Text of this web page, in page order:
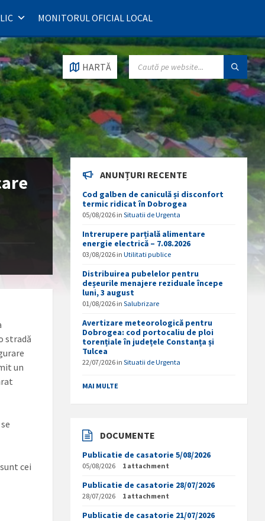
MONITORUL OFICIAL LOCAL
HARTĂ
SEARCH:
stradă
un
cei
ANUNȚURI RECENTE
Cod galben de caniculă și disconfort
termic ridicat în Dobrogea
05/08/2026 inSituatii de Urgenta
Intrerupere parțială alimentare
energie electrică – 7.08.2026
03/08/2026 inUtilitati publice
Distribuirea pubelelor pentru
deșeurile menajere reziduale începe
luni, 3 august
01/08/2026 inSalubrizare
Avertizare meteorologică pentru
Dobrogea: cod portocaliu de ploi
torențiale în județele Constanța și
Tulcea
22/07/2026 inSituatii de Urgenta
MAI MULTE
DOCUMENTE
Publicatie de casatorie 5/08/2026
05/08/2026 1 attachment
Publicatie de casatorie 28/07/2026
28/07/2026 1 attachment
Publicatie de casatorie 21/07/2026